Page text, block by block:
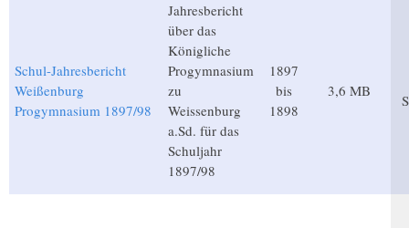
Schul-Jahresbericht
Weißenburg
Progymnasium 1897/98
Jahresbericht
über das
Königliche
Progymnasium
zu
Weissenburg
a.Sd. für das
Schuljahr
1897/98
1897
bis
1898
3,6 MB